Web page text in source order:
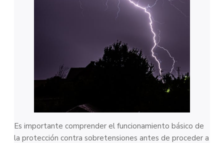
Es importante comprender el funcionamiento básico de
la protección contra sobretensiones antes de proceder a